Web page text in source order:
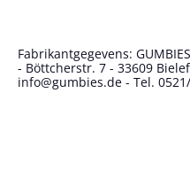
Fabrikantgegevens:
- Böttcherstr. 7 - 33609
info@gumbies.de - Tel.